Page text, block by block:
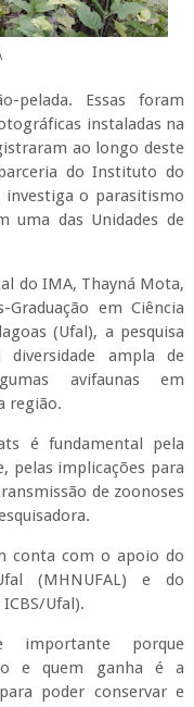
pelada. Essas foram
instaladas na
ao longo deste
do Instituto do
investiga o parasitismo
uma das Unidades de
do IMA, Thayná Mota,
em Ciência
(Ufal), a pesquisa
ampla de
avifaunas em
região.
é fundamental pela
pelas implicações para
de zoonoses
conta com o apoio do
(MHNUFAL) e do
Ufal).
importante porque
e quem ganha é a
poder conservar e